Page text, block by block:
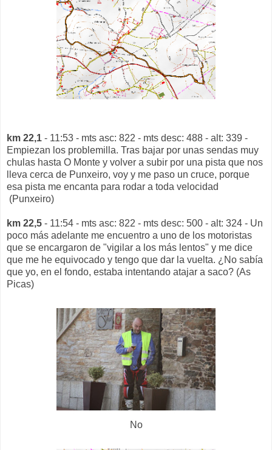
km 22,1 - 11:53 - mts asc: 822 - mts desc: 488 - alt: 339 -
Empiezan los problemilla. Tras bajar por unas sendas muy
chulas hasta O Monte y volver a subir por una pista que nos
lleva cerca de Punxeiro, voy y me paso un cruce, porque
esa pista me encanta para rodar a toda velocidad
(Punxeiro)
km 22,5 - 11:54 - mts asc: 822 - mts desc: 500 - alt: 324 - Un
poco más adelante me encuentro a uno de los motoristas
que se encargaron de "vigilar a los más lentos" y me dice
que me he equivocado y tengo que dar la vuelta. ¿No sabía
que yo, en el fondo, estaba intentando atajar a saco? (As
Picas)
No